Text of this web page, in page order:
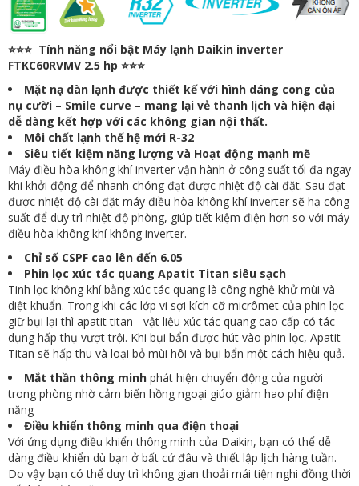
⭐⭐⭐ Tính năng nổi bật Máy lạnh Daikin inverter
FTKC60RVMV 2.5 hp ⭐⭐⭐
Mặt nạ dàn lạnh được thiết kế với hình dáng cong của
nụ cười – Smile curve – mang lại vẻ thanh lịch và hiện đại
dễ dàng kết hợp với các không gian nội thất.
Môi chất lạnh thế hệ mới R-32
Siêu tiết kiệm năng lượng và Hoạt động mạnh mẽ
Máy điều hòa không khí inverter vận hành ở công suất tối đa ngay
khi khởi động để nhanh chóng đạt được nhiệt độ cài đặt. Sau đạt
được nhiệt độ cài đặt máy điều hòa không khí inverter sẽ hạ công
suất để duy trì nhiệt độ phòng, giúp tiết kiệm điện hơn so với máy
điều hòa không khí không inverter.
Chỉ số CSPF cao lên đến 6.05
Phin lọc xúc tác quang Apatit Titan siêu sạch
Tinh lọc không khí bằng xúc tác quang là công nghệ khử mùi và
diệt khuẩn. Trong khi các lớp vi sợi kích cỡ micrômet của phin lọc
giữ bụi lại thì apatit titan - vật liệu xúc tác quang cao cấp có tác
dụng hấp thụ vượt trội. Khi bụi bẩn được hút vào phin lọc, Apatit
Titan sẽ hấp thu và loại bỏ mùi hôi và bụi bẩn một cách hiệu quả.
Mắt thần thông minh phát hiện chuyển động của người
trong phòng nhờ cảm biến hồng ngoại giúo giảm hao phí điện
năng
Điều khiển thông minh qua điện thoại
Với ứng dụng điều khiển thông minh của Daikin, bạn có thể dễ
dàng điều khiển dù bạn ở bất cứ đâu và thiết lập lịch hàng tuần.
Do vậy bạn có thể duy trì không gian thoải mái tiện nghi đồng thời